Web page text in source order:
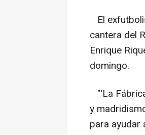
El
cantera del
Enrique
domingo.
"'La
y
para ayudar